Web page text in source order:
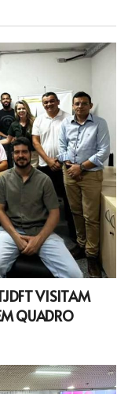
VISITAM
QUADRO